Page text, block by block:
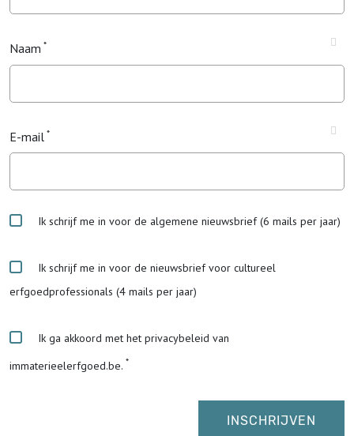
Naam
E-mail
Ik schrijf me in voor de algemene nieuwsbrief (6 mails per jaar)
Ik schrijf me in voor de nieuwsbrief voor cultureel
erfgoedprofessionals (4 mails per jaar)
Ik ga akkoord met het privacybeleid van
immaterieelerfgoed.be.